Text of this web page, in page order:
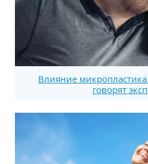
Влияние
говорят